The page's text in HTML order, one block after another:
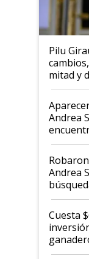
Pilu
mitad y
ser
Andrea
cómo
Andrea
toca a
Cuesta